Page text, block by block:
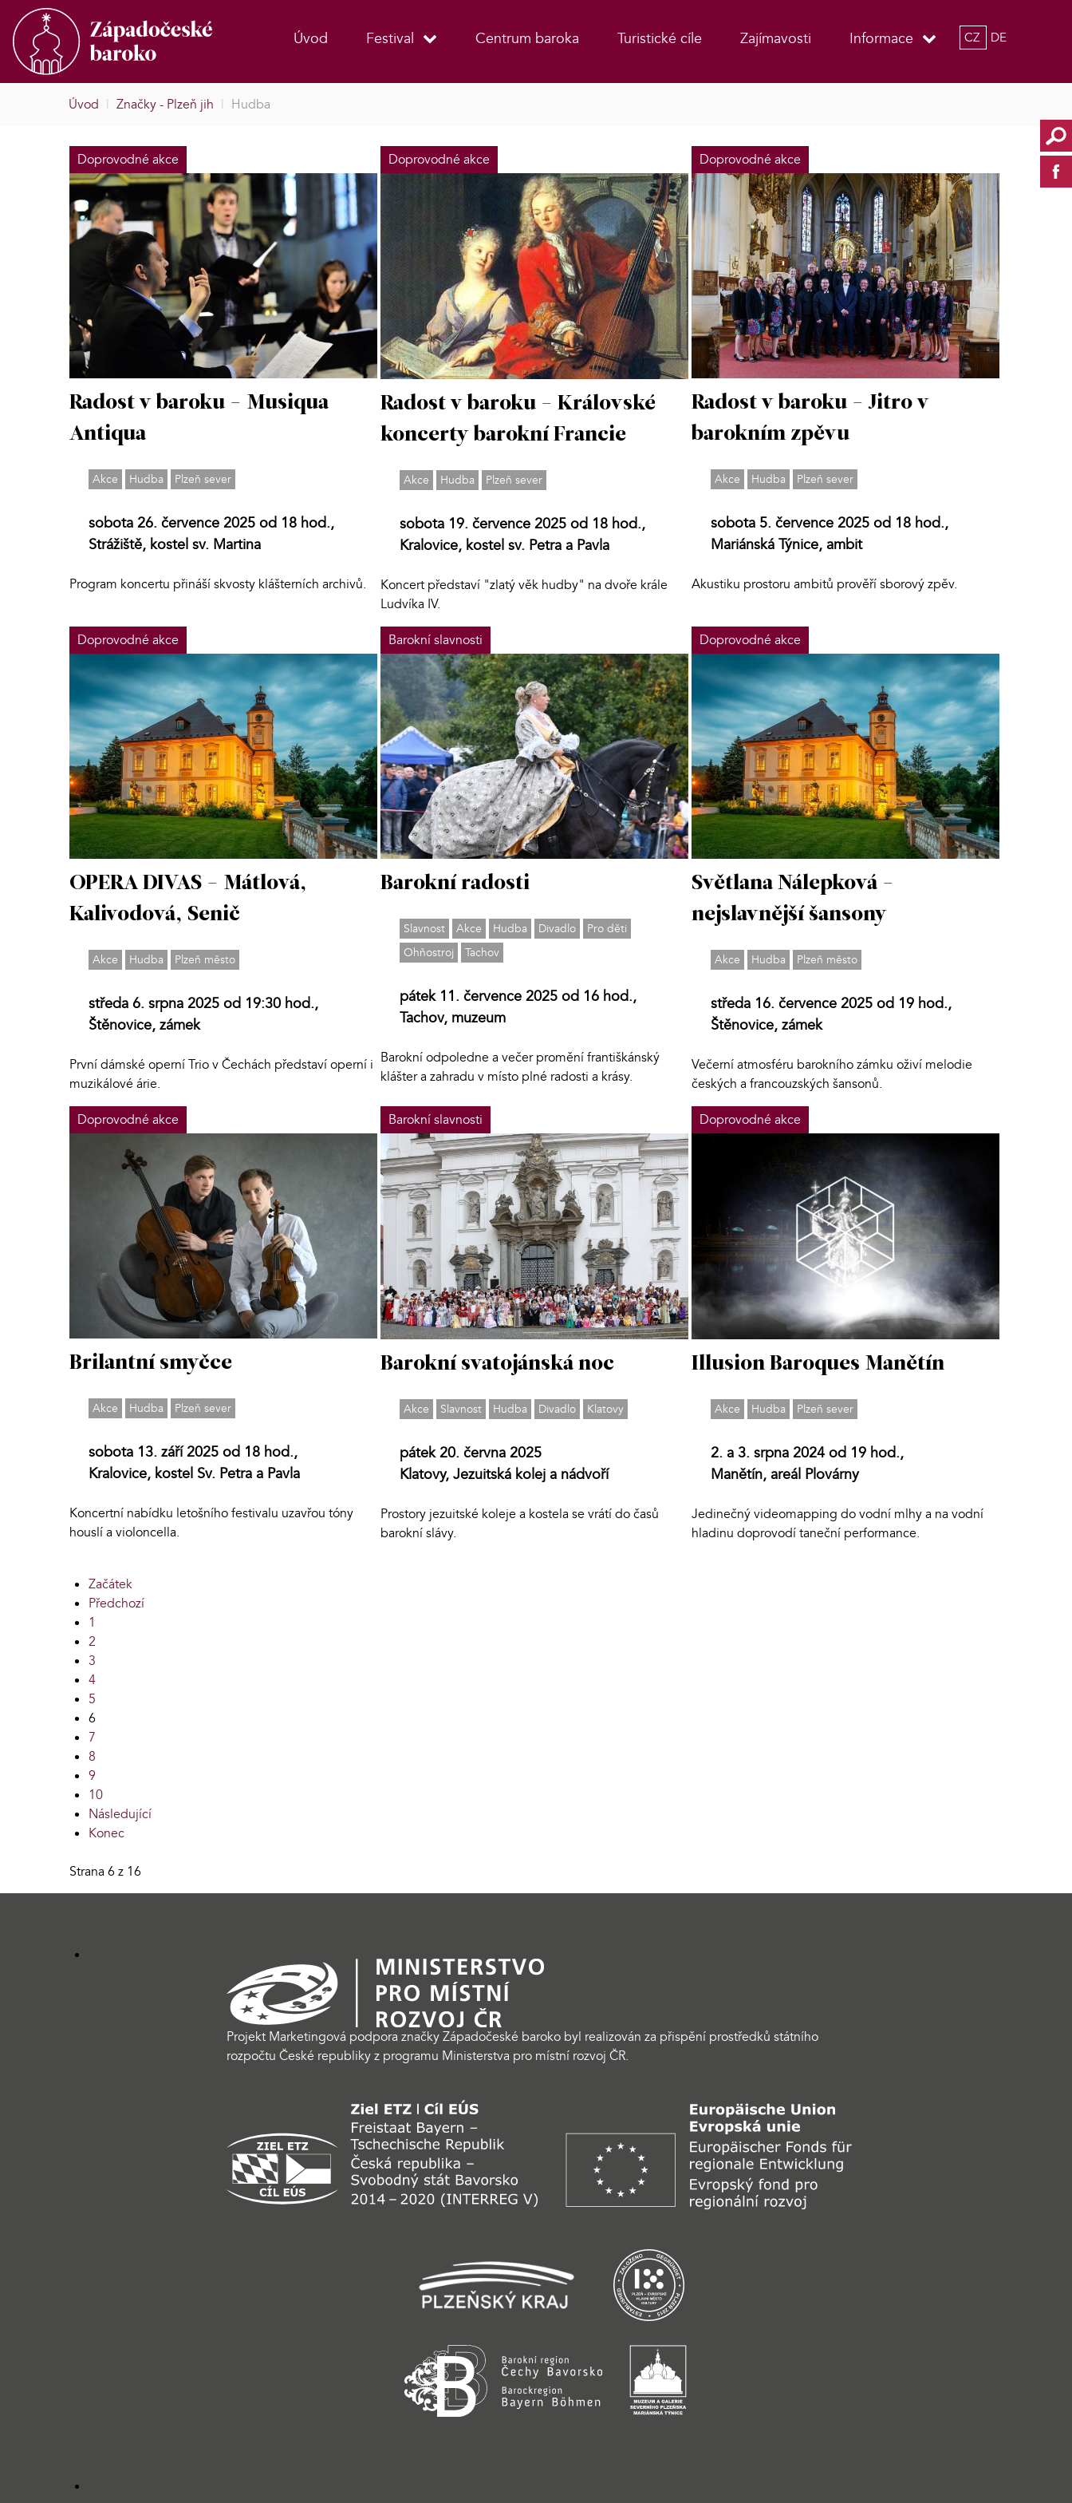
Úvod Festival Centrum baroka Turistické cíle Zajímavosti Informace CZ DE
Úvod | Značky - Plzeň jih | Hudba
Doprovodné akce
Radost v baroku - Musiqua
Antiqua
Akce Hudba Plzeň sever
sobota 26. července 2025 od 18 hod.,
Strážiště, kostel sv. Martina
Program koncertu přináší skvosty klášterních archivů.
Doprovodné akce
Radost v baroku - Královské
koncerty barokní Francie
Akce Hudba Plzeň sever
sobota 19. července 2025 od 18 hod.,
Kralovice, kostel sv. Petra a Pavla
Koncert představí "zlatý věk hudby" na dvoře krále
Ludvíka IV.
Doprovodné akce
Radost v baroku - Jitro v
barokním zpěvu
Akce Hudba Plzeň sever
sobota 5. července 2025 od 18 hod.,
Mariánská Týnice, ambit
Akustiku prostoru ambitů prověří sborový zpěv.
Doprovodné akce
OPERA DIVAS - Mátlová,
Kalivodová, Senič
Akce Hudba Plzeň město
středa 6. srpna 2025 od 19:30 hod.,
Štěnovice, zámek
První dámské operní Trio v Čechách představí operní i
muzikálové árie.
Barokní slavnosti
Barokní radosti
Slavnost Akce Hudba Divadlo
Pro děti
Ohňostroj
Tachov
pátek 11. července 2025 od 16 hod.,
Tachov, muzeum
Barokní odpoledne a večer promění františkánský
klášter a zahradu v místo plné radosti a krásy.
Doprovodné akce
Světlana Nálepková -
nejslavnější šansony
Akce Hudba Plzeň město
středa 16. července 2025 od 19 hod.,
Štěnovice, zámek
Večerní atmosféru barokního zámku oživí melodie
českých a francouzských šansonů.
Doprovodné akce
Brilantní smyčce
Akce Hudba Plzeň sever
sobota 13. září 2025 od 18 hod.,
Kralovice, kostel Sv. Petra a Pavla
Koncertní nabídku letošního festivalu uzavřou tóny
houslí a violoncella.
Barokní slavnosti
Barokní svatojánská noc
Akce Slavnost Hudba Divadlo Klatovy
pátek 20. června 2025
Klatovy, Jezuitská kolej a nádvoří
Prostory jezuitské koleje a kostela se vrátí do časů
barokní slávy.
Doprovodné akce
Illusion Baroques Manětín
Akce Hudba Plzeň sever
2. a 3. srpna 2024 od 19 hod.,
Manětín, areál Plovárny
Jedinečný videomapping do vodní mlhy a na vodní
hladinu doprovodí taneční performance.
Začátek
Předchozí
1
2
3
4
5
6
7
8
9
10
Následující
Konec
Strana 6 z 16
Projekt Marketingová podpora značky Západočeské baroko byl realizován za přispění prostředků státního
rozpočtu České republiky z programu Ministerstva pro místní rozvoj ČR.